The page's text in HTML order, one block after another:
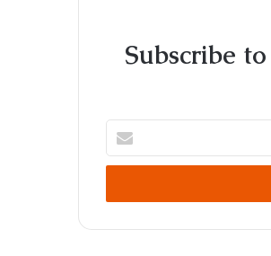
Subscribe
your
Email